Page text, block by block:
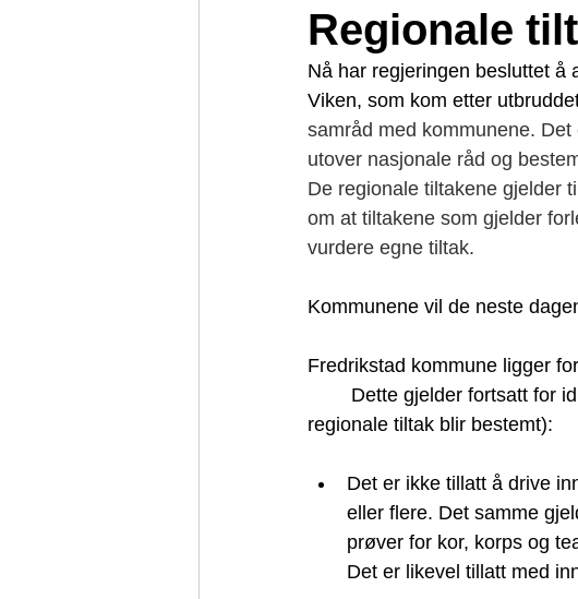
Regionale
Nå har regjeringen besluttet å
Viken, som kom etter
samråd med kommunene.
utover nasjonale råd og
De regionale tiltakene gjelder
om at tiltakene som gjelder
vurdere egne tiltak.
Kommunene vil de neste
Fredrikstad kommune ligger
regionale tiltak blir bestemt):
Det er ikke tillatt å drive
eller flere. Det samme
prøver for kor, korps og
Det er likevel tillatt med